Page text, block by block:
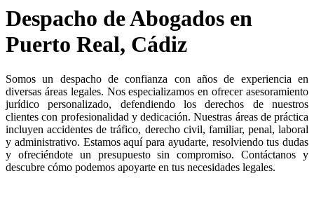
Despacho de Abogados en
Puerto Real, Cádiz
Somos un despacho de confianza con años de experiencia en
diversas áreas legales. Nos especializamos en ofrecer asesoramiento
jurídico personalizado, defendiendo los derechos de nuestros
clientes con profesionalidad y dedicación. Nuestras áreas de práctica
incluyen accidentes de tráfico, derecho civil, familiar, penal, laboral
y administrativo. Estamos aquí para ayudarte, resolviendo tus dudas
y ofreciéndote un presupuesto sin compromiso. Contáctanos y
descubre cómo podemos apoyarte en tus necesidades legales.